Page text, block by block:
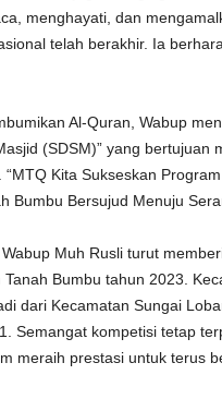
menghayati, dan
telah berakhir. Ia
Al-Quran, Wabup
(SDSM)” yang
Kita Sukseskan
Bumbu Bersujud Menuju
Muh Rusli turut
Bumbu tahun 2023.
dari Kecamatan Sungai
Semangat kompetisi tetap
meraih prestasi untuk terus